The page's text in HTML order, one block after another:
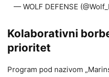
— WOLF DEFENSE
Kolaborativni
prioritet
Program pod nazivom